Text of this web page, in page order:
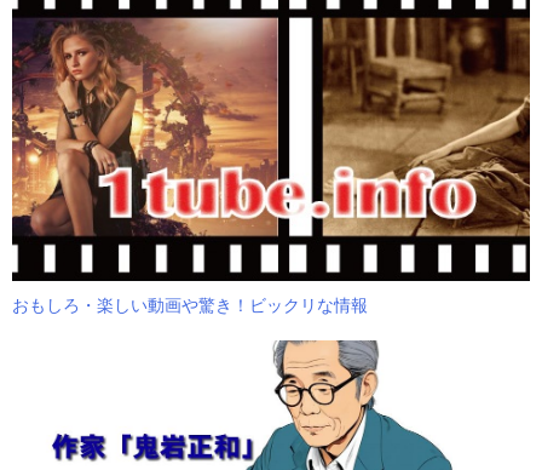
おもしろ・楽しい動画や驚き！ビックリな情報